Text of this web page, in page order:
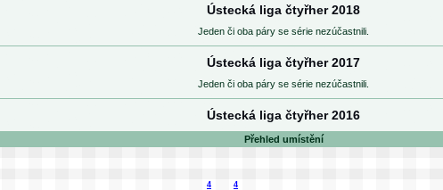
Ústecká liga čtyřher 2018
Jeden či oba páry se série nezúčastnili.
Ústecká liga čtyřher 2017
Jeden či oba páry se série nezúčastnili.
Ústecká liga čtyřher 2016
Přehled umístění
4 4